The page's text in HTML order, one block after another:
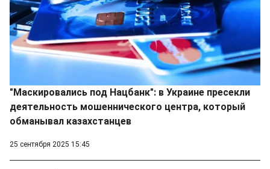
"Маскировались под Нацбанк": в Украине пресекли
деятельность мошеннического центра, который
обманывал казахстанцев
25 сентября 2025 15:45